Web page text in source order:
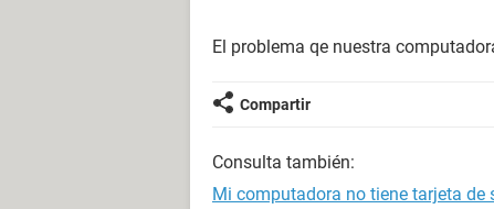
El problema qe nuestra
Compartir
Consulta también:
Mi computadora no tiene tarjeta de